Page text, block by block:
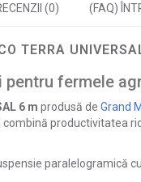
(0) (FAQ)
TERRA
pentru fermele
6 m produsă de Grand
productivitatea
paralelogramică